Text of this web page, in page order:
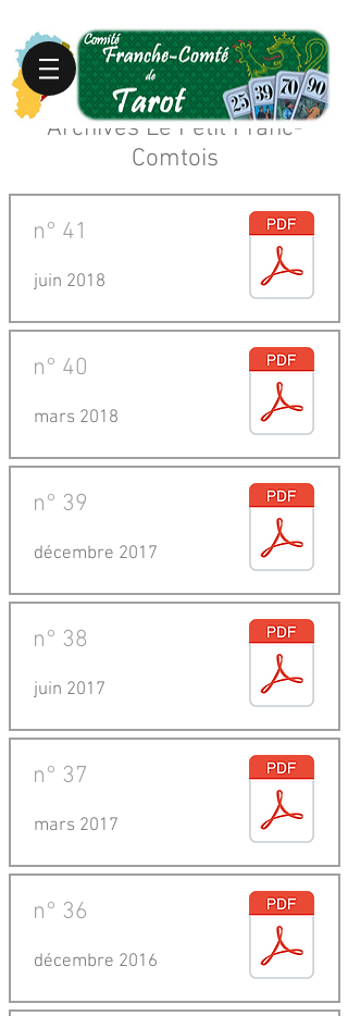
Archives Le Petit Franc-
Comtois
n° 41
juin 2018
n° 40
mars 2018
n° 39
décembre 2017
n° 38
juin 2017
n° 37
mars 2017
n° 36
décembre 2016